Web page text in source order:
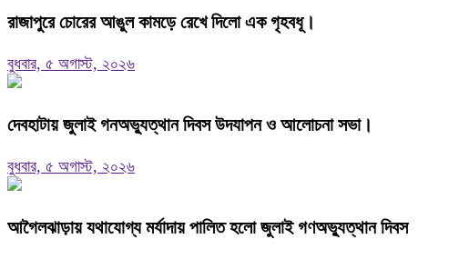
রাজাপুরে চোরের আঙুল কামড়ে রেখে দিলো এক গৃহবধূ।
বুধবার, ৫ অগাস্ট, ২০২৬
দেবহাটায় জুলাই গনঅভ্যুত্থান দিবস উদযাপন ও আলোচনা সভা।
বুধবার, ৫ অগাস্ট, ২০২৬
আগৈলঝাড়ায় যথাযোগ্য মর্যাদায় পালিত হলো জুলাই গণঅভ্যুত্থান দিবস